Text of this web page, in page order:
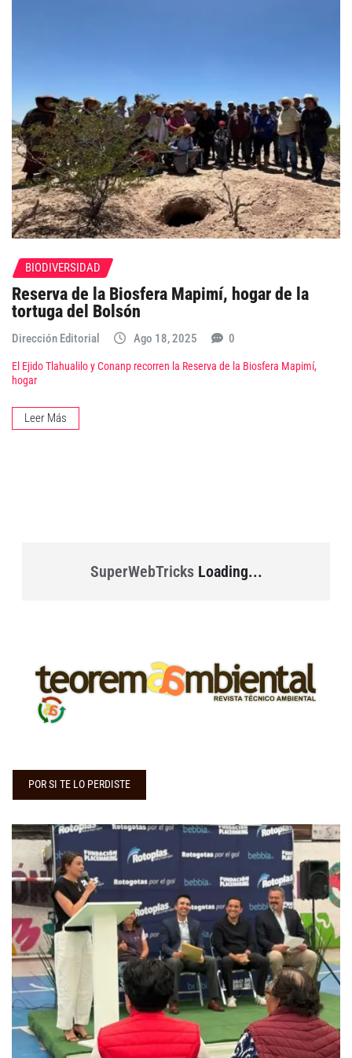
BIODIVERSIDAD
Reserva de la Biosfera Mapimí, hogar de la
tortuga del Bolsón
Dirección Editorial Ago 18, 2025 0
El Ejido Tlahualilo y Conanp recorren la Reserva de la Biosfera Mapimí,
hogar
Leer Más
SuperWebTricksLoading...
POR SI TE LO PERDISTE